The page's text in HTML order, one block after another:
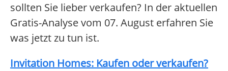
sollten Sie lieber verkaufen? In der aktuellen
Gratis-Analyse vom 07. August erfahren Sie
was jetzt zu tun ist.
Invitation Homes: Kaufen oder verkaufen?